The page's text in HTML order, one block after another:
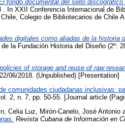
fondo documental del sello
. In XXII Conferencia Internacional de
Colegio de Bibliotecarios de Chile
digitales como aliadas de la
la Fundación Historia del Diseño (2º:
of storage and reuse of raw
06/2018. (Unpublished) [Presentation]
comunidades ciudadanas inclusivas:
2, n. 7, pp. 50-55. [Journal article
Celia Luz Mirón-Canelo, José Antonio
Revista Cubana de Información en